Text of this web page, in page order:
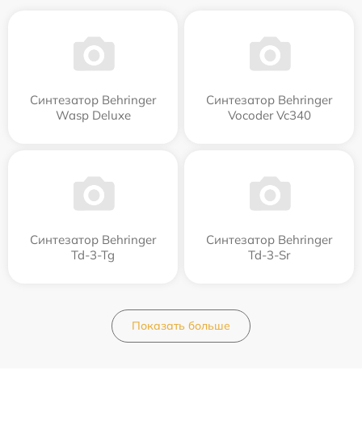
Синтезатор Behringer
Wasp Deluxe
Синтезатор Behringer
Vocoder Vc340
Синтезатор Behringer
Td-3-Tg
Синтезатор Behringer
Td-3-Sr
Показать больше